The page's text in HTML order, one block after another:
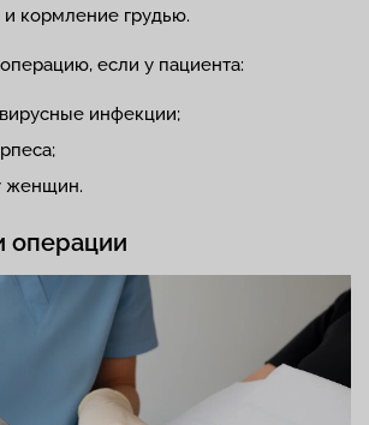
кормление грудью.
если у пациента:
инфекции;
женщин.
операции